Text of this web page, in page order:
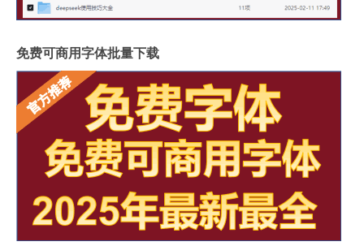
免费可商用字体批量下载